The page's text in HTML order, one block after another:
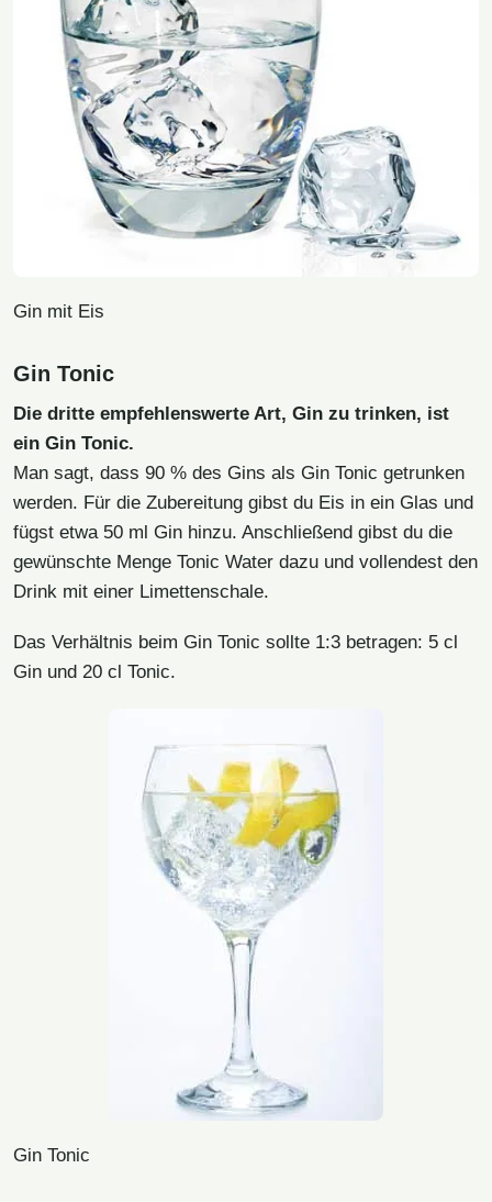
Gin mit Eis
Gin Tonic
Die dritte empfehlenswerte Art, Gin zu trinken, ist
ein Gin Tonic.
Man sagt, dass 90 % des Gins als Gin Tonic getrunken
werden. Für die Zubereitung gibst du Eis in ein Glas und
fügst etwa 50 ml Gin hinzu. Anschließend gibst du die
gewünschte Menge Tonic Water dazu und vollendest den
Drink mit einer Limettenschale.
Das Verhältnis beim Gin Tonic sollte 1:3 betragen: 5 cl
Gin und 20 cl Tonic.
Gin Tonic